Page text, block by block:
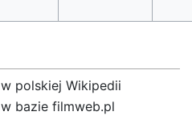
w polskiej Wikipedii
w bazie filmweb.pl